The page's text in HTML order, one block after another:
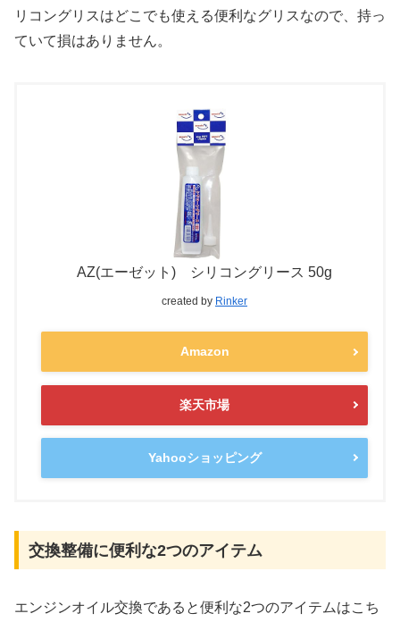
リコングリスはどこでも使える便利なグリスなので、持っ
ていて損はありません。
AZ(エーゼット) シリコングリース 50g
created by Rinker
Amazon
楽天市場
Yahooショッピング
交換整備に便利な2つのアイテム
エンジンオイル交換であると便利な2つのアイテムはこち